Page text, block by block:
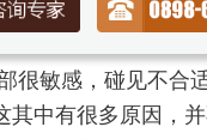
敏感，碰见不合
其中有很多原因，